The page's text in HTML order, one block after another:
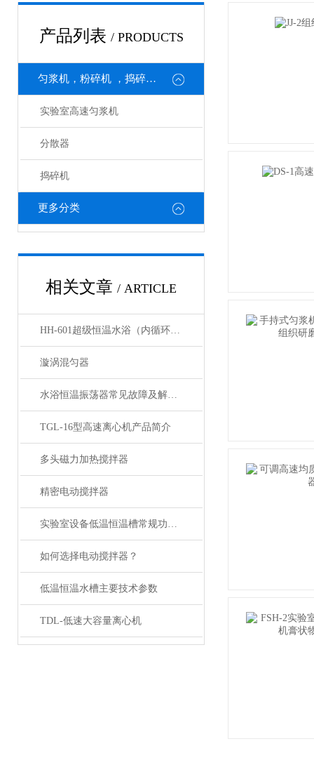
产品列表 / PRODUCTS
匀浆机，粉碎机 ，捣碎机，
实验室高速匀浆机
分散器
捣碎机
更多分类
相关文章 / ARTICLE
HH-601超级恒温水浴（内循环泵）的技术参数
漩涡混匀器
水浴恒温振荡器常见故障及解决方案
TGL-16型高速离心机产品简介
多头磁力加热搅拌器
精密电动搅拌器
实验室设备低温恒温槽常规功能选择
如何选择电动搅拌器？
低温恒温水槽主要技术参数
TDL-低速大容量离心机